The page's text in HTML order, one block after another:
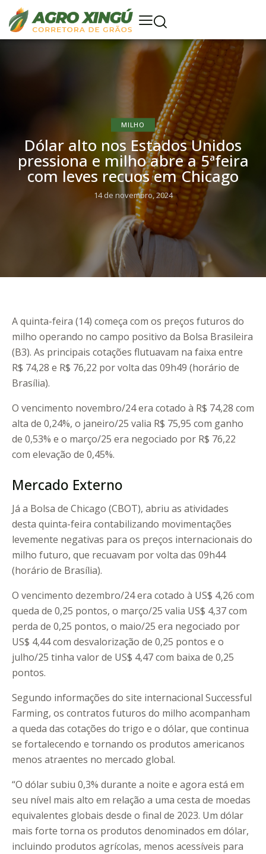
MILHO
Dólar alto nos Estados Unidos
pressiona e milho abre a 5ªfeira
com leves recuos em Chicago
14 de novembro, 2024
A quinta-feira (14) começa com os preços futuros do
milho operando no campo positivo da Bolsa Brasileira
(B3). As principais cotações flutuavam na faixa entre
R$ 74,28 e R$ 76,22 por volta das 09h49 (horário de
Brasília).
O vencimento novembro/24 era cotado à R$ 74,28 com
alta de 0,24%, o janeiro/25 valia R$ 75,95 com ganho
de 0,53% e o março/25 era negociado por R$ 76,22
com elevação de 0,45%.
Mercado Externo
Já a Bolsa de Chicago (CBOT), abriu as atividades
desta quinta-feira contabilizando movimentações
levemente negativas para os preços internacionais do
milho futuro, que recuavam por volta das 09h44
(horário de Brasília).
O vencimento dezembro/24 era cotado à US$ 4,26 com
queda de 0,25 pontos, o março/25 valia US$ 4,37 com
perda de 0,25 pontos, o maio/25 era negociado por
US$ 4,44 com desvalorização de 0,25 pontos e o
julho/25 tinha valor de US$ 4,47 com baixa de 0,25
pontos.
Segundo informações do site internacional Successful
Farming, os contratos futuros do milho acompanham
a queda das cotações do trigo e o dólar, que continua
se fortalecendo e tornando os produtos americanos
menos atraentes no mercado global.
“O dólar subiu 0,3% durante a noite e agora está em
seu nível mais alto em relação a uma cesta de moedas
equivalentes globais desde o final de 2023. Um dólar
mais forte torna os produtos denominados em dólar,
incluindo produtos agrícolas, menos acessíveis para